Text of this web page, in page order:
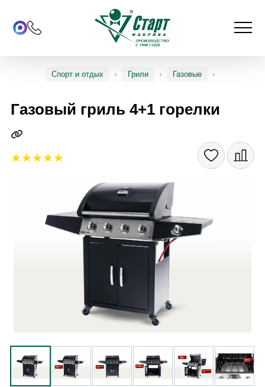
Спорт и отдых Грили Газовые
Газовый гриль 4+1 горелки